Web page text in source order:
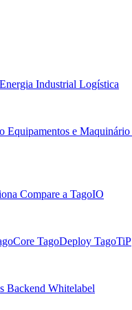
Energia Industrial Logística
Equipamentos e Maquinário
Compare a TagoIO
TagoDeploy TagoTiP
Backend Whitelabel